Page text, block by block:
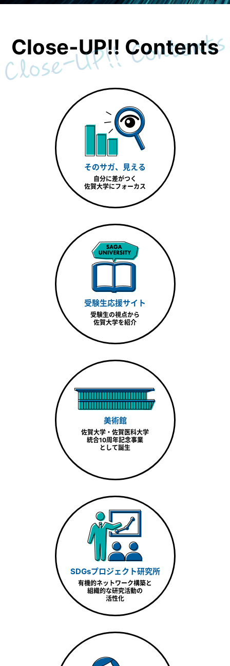
Close-UP!! Contents
そのサガ、見える
自分に差がつく
佐賀大学にフォーカス
受験生応援サイト
受験生の視点から
佐賀大学を紹介
美術館
佐賀大学・佐賀医科大学
統合10周年記念事業
として誕生
SDGsプロジェクト研究所
有機的ネットワーク構築と
組織的な研究活動の
活性化